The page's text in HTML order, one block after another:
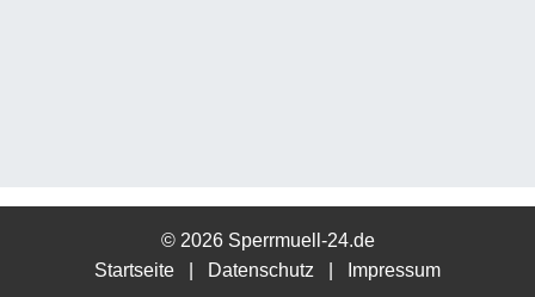
© 2026 Sperrmuell-24.de
Startseite
Datenschutz Impressum